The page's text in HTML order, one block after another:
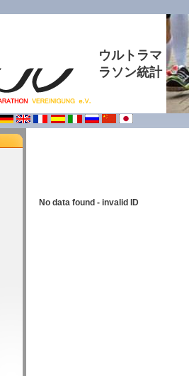
ウルトラマ
ラソン統計
No data found - invalid ID